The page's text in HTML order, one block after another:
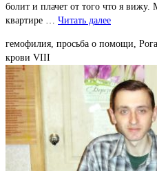
болит и плачет от того что я вижу.
квартире … Читать далее
гемофилия, просьба о помощи,
крови VIII